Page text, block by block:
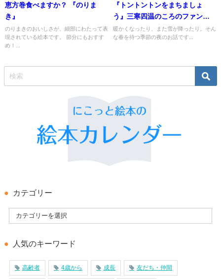
恵方巻食べますか？ 『のりま
き』
のりまきのおいしさが、細部にわたって表
現されている絵本です。 節分にもおすす
め！...
『トントントンをまちましょ
う』三寒四温のころのファンタ
ジー
暖かくなったり、また雪が降ったり。そん
な春を待つ季節の夜のお話です...
カテゴリー
人気のキーワード
高齢者 4歳から 成長 友だち・仲間